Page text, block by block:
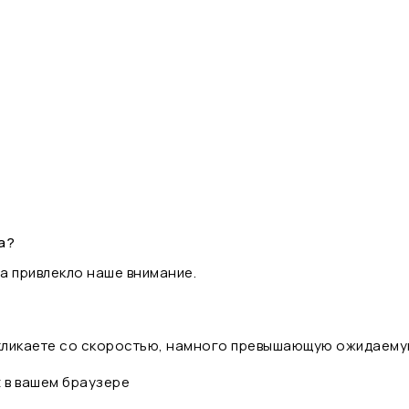
привлекло наше внимание.
со скоростью, намного превышающую
вашем браузере